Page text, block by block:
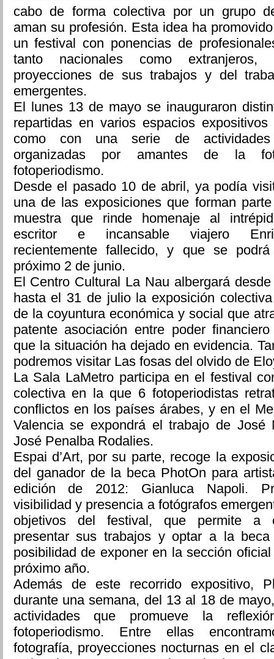
cabo de forma colectiva por un grupo
aman su profesión. Esta idea ha
un festival con ponencias de
tanto nacionales como extranjeros,
proyecciones de sus trabajos y del
emergentes.
El lunes 13 de mayo se inauguraron
repartidas en varios espacios
como con una serie de
organizadas por amantes de la
fotoperiodismo.
Desde el pasado 10 de abril, ya podía
una de las exposiciones que forman
muestra que rinde homenaje al
escritor e incansable viajero
recientemente fallecido, y que se
próximo 2 de junio.
El Centro Cultural La Nau albergará
hasta el 31 de julio la exposición
de la coyuntura económica y social que
patente asociación entre poder
que la situación ha dejado en evidencia.
podremos visitar Las fosas del olvido de
La Sala LaMetro participa en el festival
colectiva en la que 6 fotoperiodistas
conflictos en los países árabes, y en el
Valencia se expondrá el trabajo de José
José Penalba Rodalies.
Espai d’Art, por su parte, recoge la
del ganador de la beca PhotOn para
edición de 2012: Gianluca Napoli.
visibilidad y presencia a fotógrafos
objetivos del festival, que permite a
presentar sus trabajos y optar a la
posibilidad de exponer en la sección
próximo año.
Además de este recorrido expositivo,
durante una semana, del 13 al 18 de
actividades que promueve la
fotoperiodismo. Entre ellas
fotografía, proyecciones nocturnas en el